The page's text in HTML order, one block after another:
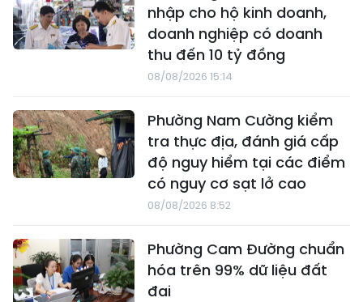
nhập cho hộ kinh doanh,
doanh nghiệp có doanh
thu đến 10 tỷ đồng
08/08/2026 15:14
Phường Nam Cường kiểm
tra thực địa, đánh giá cấp
độ nguy hiểm tại các điểm
có nguy cơ sạt lở cao
08/08/2026 8:52
Phường Cam Đường chuẩn
hóa trên 99% dữ liệu đất
đai